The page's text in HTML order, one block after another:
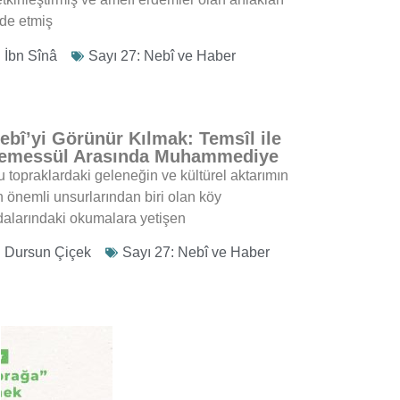
etmiş
İbn Sînâ Sayı 27: Nebî ve Haber
Görünür Kılmak: Temsîl ile
Arasında Muhammediye
topraklardaki geleneğin ve kültürel aktarımın
önemli unsurlarından biri olan köy
okumalara yetişen
Dursun Çiçek Sayı 27: Nebî ve Haber